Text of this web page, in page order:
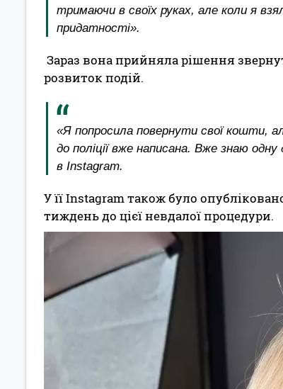
тримаючи в своїх руках, але коли я
придатності».
Зараз вона прийняла рішення
розвиток подій.
«Я попросила повернути свої кошти,
до поліції вже написана. Вже знаю
в Instagram.
У її Instagram також було
тиждень до цієї невдалої процедури.